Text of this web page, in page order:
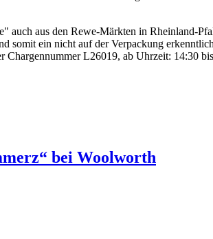
aus den Rewe-Märkten in Rheinland-
somit ein nicht auf der Verpackung
L26019, ab Uhrzeit: 14:30
bei Woolworth